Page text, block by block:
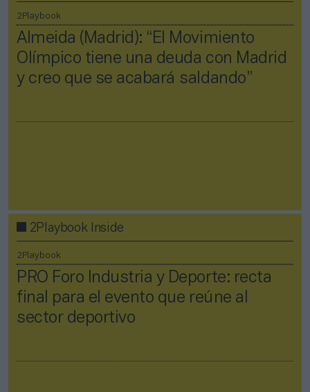
2Playbook
Almeida (Madrid): “El Movimiento
Olímpico tiene una deuda con Madrid
y creo que se acabará saldando”
2Playbook Inside
2Playbook
PRO Foro Industria y Deporte: recta
final para el evento que reúne al
sector deportivo